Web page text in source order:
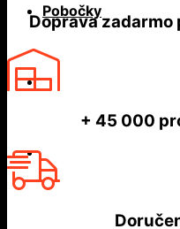
Pobočky
Doprava zadarmo
+ 45 000